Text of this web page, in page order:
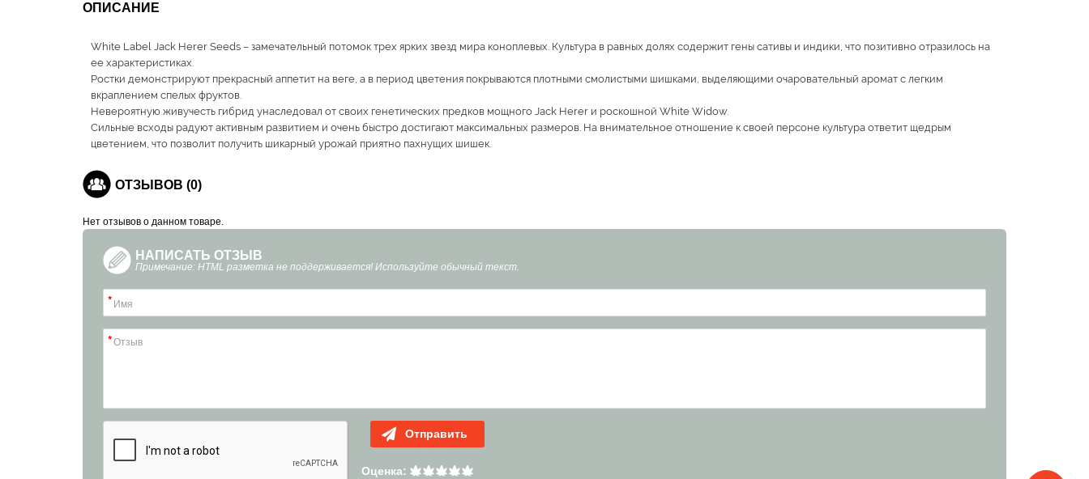
ОПИСАНИЕ
White Label Jack Herer Seeds – замечательный потомок трех ярких звезд мира коноплевых. Культура в равных долях содержит гены сативы и индики, что позитивно отразилось на
ее характеристиках.
Ростки демонстрируют прекрасный аппетит на веге, а в период цветения покрываются плотными смолистыми шишками, выделяющими очаровательный аромат с легким
вкраплением спелых фруктов.
Невероятную живучесть гибрид унаследовал от своих генетических предков мощного Jack Herer и роскошной White Widow.
Сильные всходы радуют активным развитием и очень быстро достигают максимальных размеров. На внимательное отношение к своей персоне культура ответит щедрым
цветением, что позволит получить шикарный урожай приятно пахнущих шишек.
ОТЗЫВОВ (0)
Нет отзывов о данном товаре.
НАПИСАТЬ ОТЗЫВ
Примечание: HTML разметка не поддерживается! Используйте обычный текст.
Отправить
Оценка: